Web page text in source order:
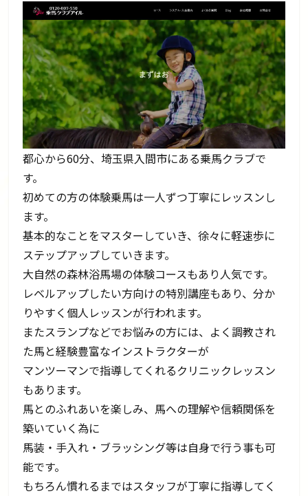
都心から60分、埼玉県入間市にある乗馬クラブで
す。
初めての方の体験乗馬は一人ずつ丁寧にレッスンし
ます。
基本的なことをマスターしていき、徐々に軽速歩に
ステップアップしていきます。
大自然の森林浴馬場の体験コースもあり人気です。
レベルアップしたい方向けの特別講座もあり、分か
りやすく個人レッスンが行われます。
またスランプなどでお悩みの方には、よく調教され
た馬と経験豊富なインストラクターが
マンツーマンで指導してくれるクリニックレッスン
もあります。
馬とのふれあいを楽しみ、馬への理解や信頼関係を
築いていく為に
馬装・手入れ・ブラッシング等は自身で行う事も可
能です。
もちろん慣れるまではスタッフが丁寧に指導してく